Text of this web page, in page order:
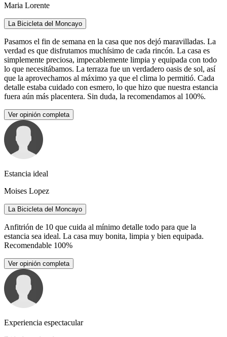
Maria Lorente
La Bicicleta del Moncayo
Pasamos el fin de semana en la casa que nos dejó maravilladas. La
verdad es que disfrutamos muchísimo de cada rincón. La casa es
simplemente preciosa, impecablemente limpia y equipada con todo
lo que necesitábamos. La terraza fue un verdadero oasis de sol, así
que la aprovechamos al máximo ya que el clima lo permitió. Cada
detalle estaba cuidado con esmero, lo que hizo que nuestra estancia
fuera aún más placentera. Sin duda, la recomendamos al 100%.
Ver opinión completa
Estancia ideal
Moises Lopez
La Bicicleta del Moncayo
Anfitrión de 10 que cuida al mínimo detalle todo para que la
estancia sea ideal. La casa muy bonita, limpia y bien equipada.
Recomendable 100%
Ver opinión completa
Experiencia espectacular